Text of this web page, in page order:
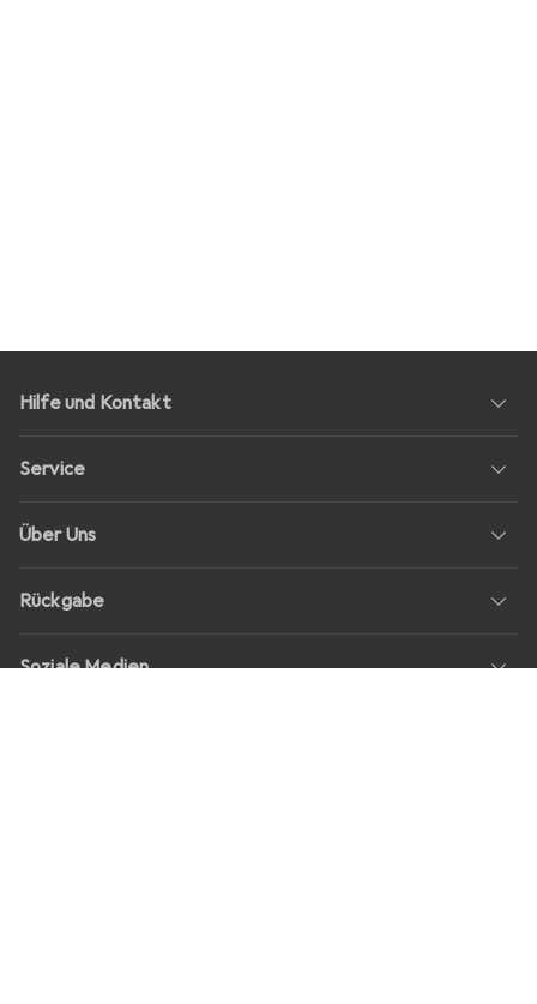
Hilfe und Kontakt
Service
Über Uns
Rückgabe
Soziale Medien